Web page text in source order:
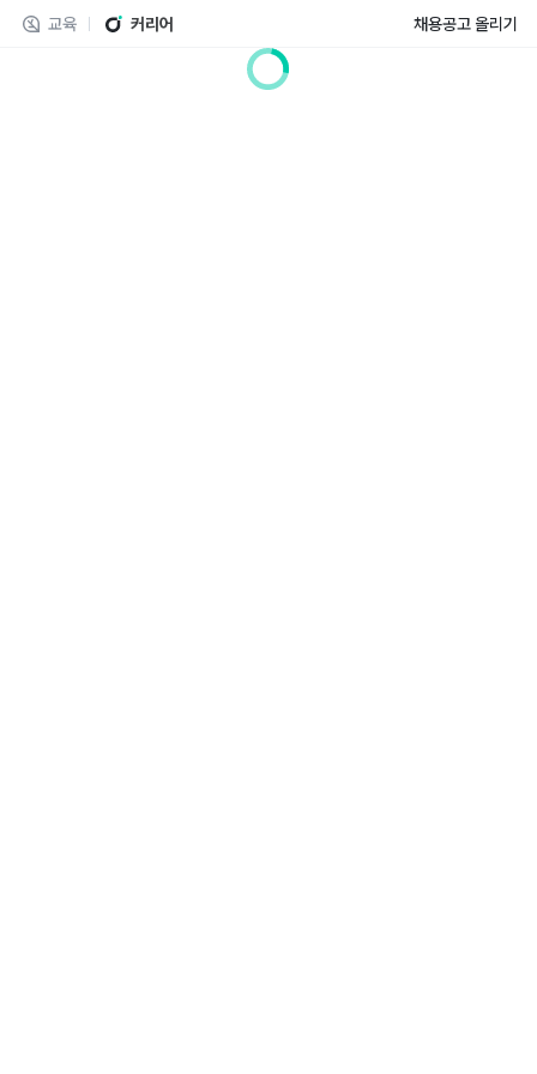
교육 커리어 채용공고 올리기